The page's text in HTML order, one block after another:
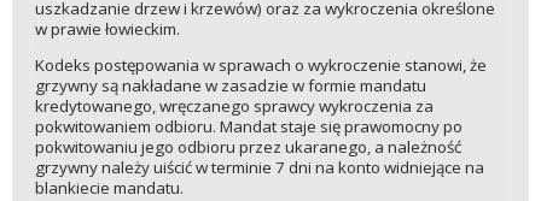
uszkadzanie drzew i krzewów) oraz za wykroczenia określone
w prawie łowieckim.
Kodeks postępowania w sprawach o wykroczenie stanowi, że
grzywny są nakładane w zasadzie w formie mandatu
kredytowanego, wręczanego sprawcy wykroczenia za
pokwitowaniem odbioru. Mandat staje się prawomocny po
pokwitowaniu jego odbioru przez ukaranego, a należność
grzywny należy uiścić w terminie 7 dni na konto widniejące na
blankiecie mandatu.